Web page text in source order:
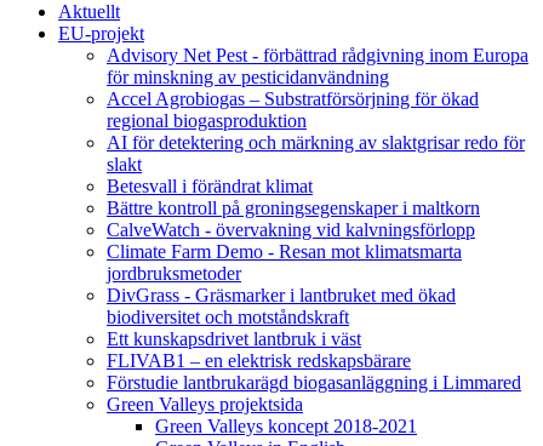
Aktuellt
EU-projekt
Advisory Net Pest - förbättrad rådgivning inom Europa
för minskning av pesticidanvändning
Accel Agrobiogas – Substratförsörjning för ökad
regional biogasproduktion
AI för detektering och märkning av slaktgrisar redo för
slakt
Betesvall i förändrat klimat
Bättre kontroll på groningsegenskaper i maltkorn
CalveWatch - övervakning vid kalvningsförlopp
Climate Farm Demo - Resan mot klimatsmarta
jordbruksmetoder
DivGrass - Gräsmarker i lantbruket med ökad
biodiversitet och motståndskraft
Ett kunskapsdrivet lantbruk i väst
FLIVAB1 – en elektrisk redskapsbärare
Förstudie lantbrukarägd biogasanläggning i Limmared
Green Valleys projektsida
Green Valleys koncept 2018-2021